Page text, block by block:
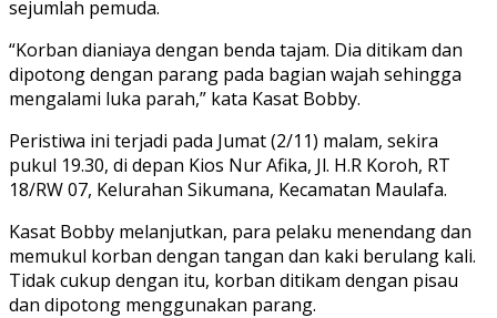
sejumlah pemuda.
“Korban dianiaya dengan benda tajam. Dia ditikam dan
dipotong dengan parang pada bagian wajah sehingga
mengalami luka parah,” kata Kasat Bobby.
Peristiwa ini terjadi pada Jumat (2/11) malam, sekira
pukul 19.30, di depan Kios Nur Afika, Jl. H.R Koroh, RT
18/RW 07, Kelurahan Sikumana, Kecamatan Maulafa.
Kasat Bobby melanjutkan, para pelaku menendang dan
memukul korban dengan tangan dan kaki berulang kali.
Tidak cukup dengan itu, korban ditikam dengan pisau
dan dipotong menggunakan parang.